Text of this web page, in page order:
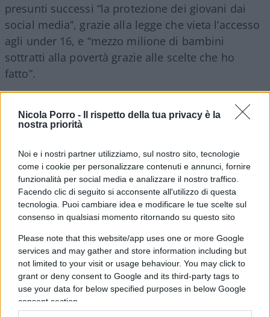
Nicola Porro -
Il rispetto della tua privacy è la
nostra priorità
Noi e i nostri partner utilizziamo, sul nostro sito, tecnologie
come i cookie per personalizzare contenuti e annunci, fornire
funzionalità per social media e analizzare il nostro traffico.
Facendo clic di seguito si acconsente all'utilizzo di questa
tecnologia. Puoi cambiare idea e modificare le tue scelte sul
consenso in qualsiasi momento ritornando su questo sito
Please note that this website/app uses one or more Google
services and may gather and store information including but
not limited to your visit or usage behaviour. You may click to
grant or deny consent to Google and its third-party tags to
use your data for below specified purposes in below Google
consent section.
presunti successi “la protezione dei giovani dai
social media”, grazie alla legge che vieta l’accesso
agli under 16, e “mezzo milione di bambini
sottratti alla povertà grazie alle scelte che ho
fatto”.
L’uscita di scena del premier apre ora la strada
alla successione di
raccogliere l’eredità politica di Starmer e guidare il
partito in una nuova fase.
Partito Laburista potranno essere depositate tra
il 9 e il 16 luglio. Ad annunciarlo è stato il premier
dimissionario britannico Keir Starmer, che ha
riferito di aver incaricato il Comitato Esecutivo
Nazionale del Labour di predisporre il calendario